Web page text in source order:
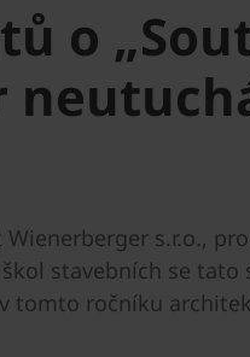
o
s.r.o.,
stavebních se tato
tomto ročníku